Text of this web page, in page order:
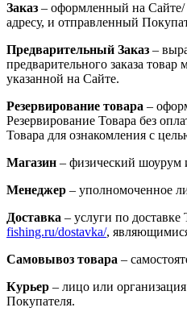
Заказ – оформленный на Сайте/
адресу, и отправленный
Предварительный Заказ –
предварительного заказа
указанной на Сайте.
Резервирование товара –
Резервирование Товара без
Товара для ознакомления с
Магазин – физический шоурум
Менеджер – уполномоченное
Доставка – услуги по
fishing.ru/dostavka/,
Самовывоз товара –
Курьер – лицо или
Покупателя.